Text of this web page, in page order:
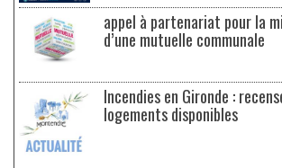
appel à partenariat pour la
d’une mutuelle communale
Incendies en Gironde :
logements disponibles